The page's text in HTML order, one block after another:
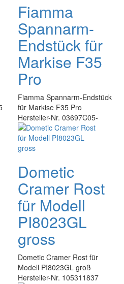
Fiamma
Spannarm-
Endstück für
Markise F35
Pro
Fiamma Spannarm-Endstück
für Markise F35 Pro
Hersteller-Nr. 03697C05-
Dometic
Cramer Rost
für Modell
PI8023GL
gross
Dometic Cramer Rost für
Modell PI8023GL groß
Hersteller-Nr. 105311837